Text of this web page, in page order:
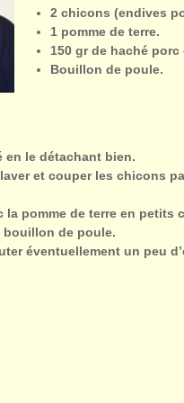
2 chicons (endives
1 pomme de terre.
150 gr de haché
Bouillon de poule.
en le détachant bien.
et couper les chicons
la pomme de terre en petits
bouillon de poule.
éventuellement un peu